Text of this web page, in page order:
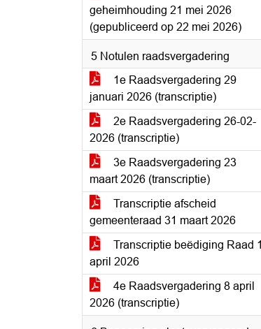
geheimhouding 21 mei 2026
(gepubliceerd op 22 mei 2026)
5 Notulen raadsvergadering
1e Raadsvergadering 29
januari 2026 (transcriptie)
2e Raadsvergadering 26-02-
2026 (transcriptie)
3e Raadsvergadering 23
maart 2026 (transcriptie)
Transcriptie afscheid
gemeenteraad 31 maart 2026
Transcriptie beëdiging Raad 1
april 2026
4e Raadsvergadering 8 april
2026 (transcriptie)